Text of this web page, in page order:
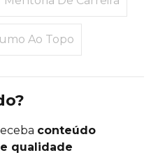
Ao Topo
conteúdo
qualidade